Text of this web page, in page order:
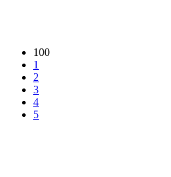
100
1
2
3
4
5